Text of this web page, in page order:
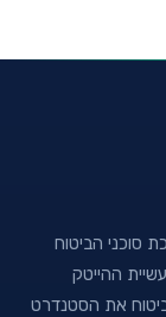
סוכני הביטוח
לאחר 40+ שנה בתעשיית ההייטק
את הסטנדרט